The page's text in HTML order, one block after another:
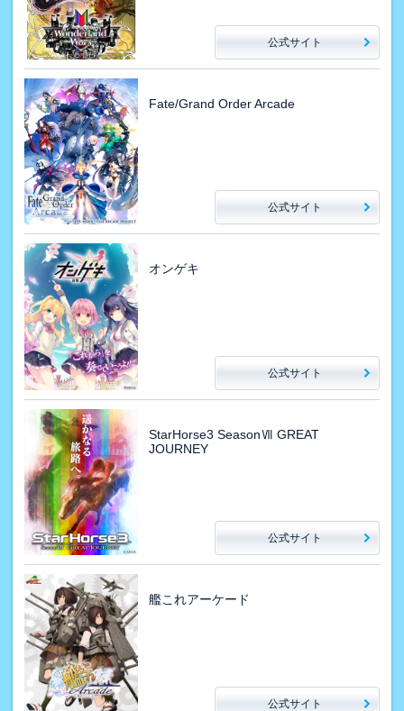
公式サイト
Fate/Grand Order Arcade
公式サイト
オンゲキ
公式サイト
StarHorse3 SeasonⅦ GREAT
JOURNEY
公式サイト
艦これアーケード
公式サイト